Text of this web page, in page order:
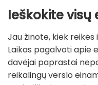
Ieškokite visų
Jau žinote, kiek
Laikas pagalvoti apie
davėjai paprastai
reikalingų verslo